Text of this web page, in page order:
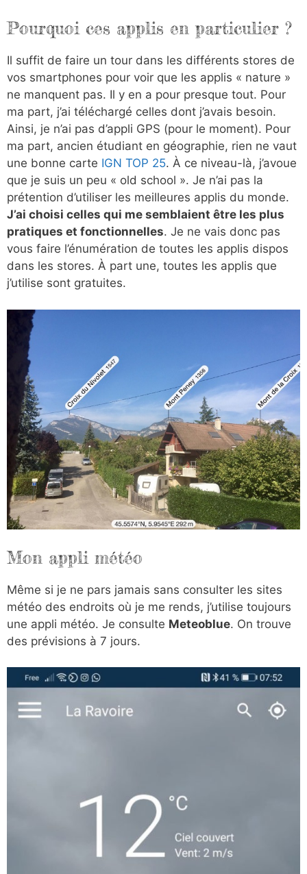
Pourquoi ces applis en particulier ?
Il suffit de faire un tour dans les différents stores de
vos smartphones pour voir que les applis « nature »
ne manquent pas. Il y en a pour presque tout. Pour
ma part, j’ai téléchargé celles dont j’avais besoin.
Ainsi, je n’ai pas d’appli GPS (pour le moment). Pour
ma part, ancien étudiant en géographie, rien ne vaut
une bonne carte IGN TOP 25. À ce niveau-là, j’avoue
que je suis un peu « old school ». Je n’ai pas la
prétention d’utiliser les meilleures applis du monde.
J’ai choisi celles qui me semblaient être les plus
pratiques et fonctionnelles. Je ne vais donc pas
vous faire l’énumération de toutes les applis dispos
dans les stores. À part une, toutes les applis que
j’utilise sont gratuites.
Mon appli météo
Même si je ne pars jamais sans consulter les sites
météo des endroits où je me rends, j’utilise toujours
une appli météo. Je consulte Meteoblue. On trouve
des prévisions à 7 jours.